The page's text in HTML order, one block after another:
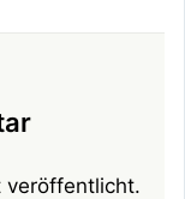
veröffentlicht.